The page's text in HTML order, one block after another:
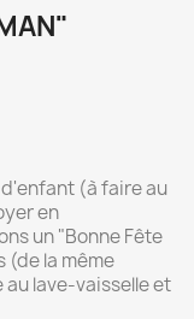
(à faire au
en
un "Bonne Fête
(de la même
lave-vaisselle et